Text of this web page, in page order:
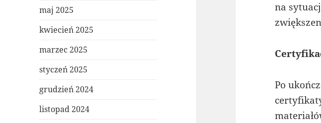
maj 2025
kwiecień 2025
marzec 2025
styczeń 2025
grudzień 2024
listopad 2024
na
Po